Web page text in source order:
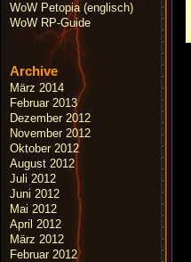
WoW Petopia (englisch)
WoW RP-Guide
Archive
März 2014
Februar 2013
Dezember 2012
November 2012
Oktober 2012
August 2012
Juli 2012
Juni 2012
Mai 2012
April 2012
März 2012
Februar 2012